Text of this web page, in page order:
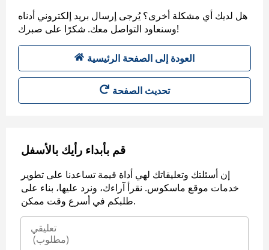
هل لديك أي مشكلة أخرى؟ يُرجى إرسال بريد إلكتروني أدناه
وسنعاود التواصل معك. شكرًا على صبرك!
العودة إلى الصفحة الرئيسية
تحديث الصفحة
قم بأبداء رأيك بالأسفل
إن أسئلتك وتعليقاتك لهي أداة قيمة تساعدنا على تطوير
خدمات موقع ماسكوس. نقرأ آراءك، ونرد عليها، بناء على
طلبكم في أسرع وقت ممكن.